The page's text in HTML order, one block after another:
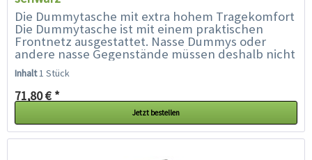
Die Dummytasche mit extra hohem Tragekomfort
Die Dummytasche ist mit einem praktischen
Frontnetz ausgestattet. Nasse Dummys oder
andere nasse Gegenstände müssen deshalb nicht
in der Tasche verstaut werden, sondern können
im Frontnetz...
Inhalt1 Stück
71,80 € *
Jetzt bestellen